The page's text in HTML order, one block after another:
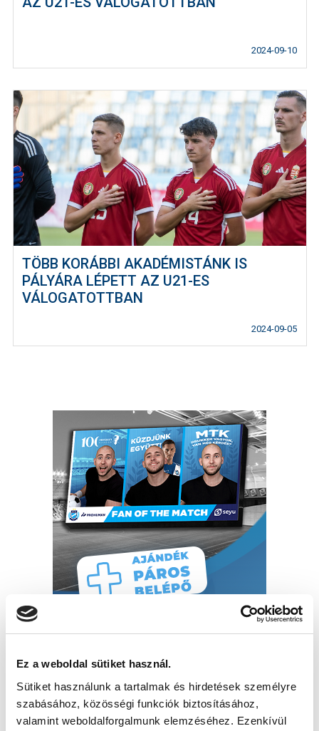
Ez a weboldal sütiket használ.
Sütiket használunk a tartalmak és hirdetések személyre
szabásához, közösségi funkciók biztosításához,
valamint weboldalforgalmunk elemzéséhez. Ezenkívül
2024-09-10
TÖBB KORÁBBI AKADÉMISTÁNK IS
PÁLYÁRA LÉPETT AZ U21-ES
VÁLOGATOTTBAN
2024-09-05